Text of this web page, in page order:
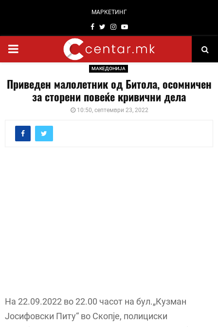
МАРКЕТИНГ
Facebook
TwitterInstagram
Youtube
PRIMARY
МАКЕДОНИЈА
Приведен малолетник од Битола, осомничен
за сторени повеќе кривични дела
10:50, септември 23, 2022
На 22.09.2022 во 22.00 часот на бул.„Кузман
Јосифовски Питу“ во Скопје, полициски